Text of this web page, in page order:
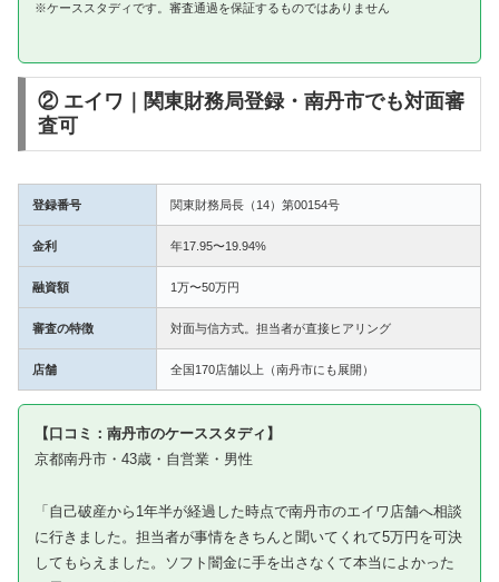
※ケーススタディです。審査通過を保証するものではありません
② エイワ｜関東財務局登録・南丹市でも対面審
査可
登録番号 関東財務局長（14）第00154号
金利 年17.95〜19.94%
融資額 1万〜50万円
審査の特徴 対面与信方式。担当者が直接ヒアリング
店舗 全国170店舗以上（南丹市にも展開）
【口コミ：南丹市のケーススタディ】
京都南丹市・43歳・自営業・男性
「自己破産から1年半が経過した時点で南丹市のエイワ店舗へ相談
に行きました。担当者が事情をきちんと聞いてくれて5万円を可決
してもらえました。ソフト闇金に手を出さなくて本当によかった